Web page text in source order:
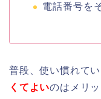
電話番号を
普段、使い慣れてい
くてよいのはメリッ